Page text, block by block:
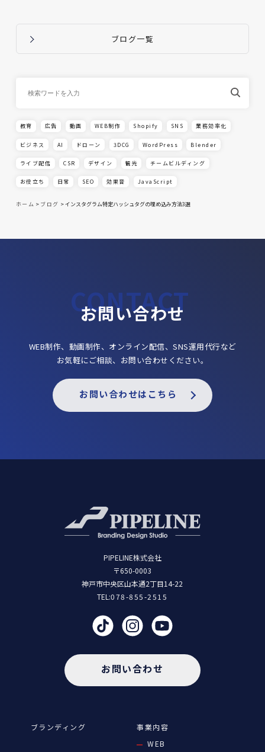
ブログ一覧
教育 広告 動画 WEB制作 Shopify SNS 業務効率化
ビジネス AI ドローン 3DCG WordPress Blender
ライブ配信 CSR デザイン 観光 チームビルディング
お役立ち 日常 SEO 効果音 JavaScript
ホーム > ブログ >インスタグラム特定ハッシュタグの埋め込み方法3選
お問い合わせ
WEB制作、動画制作、オンライン配信、SNS運用代行など
お気軽にご相談、お問い合わせください。
お問い合わせはこちら
PIPELINE株式会社
〒650-0003
神戸市中央区山本通2丁目14-22
TEL:078-855-2515
お問い合わせ
ブランディング
事業内容
WEB